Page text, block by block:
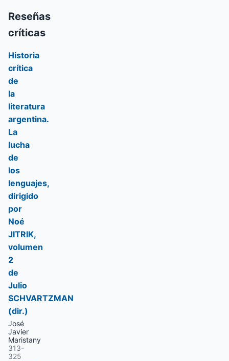
Reseñas
críticas
Historia
crítica
de
la
literatura
argentina.
La
lucha
de
los
lenguajes,
dirigido
por
Noé
JITRIK,
volumen
2
de
Julio
SCHVARTZMAN
(dir.)
José
Javier
Maristany
313-
325